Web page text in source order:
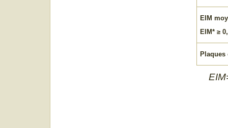
EIM
EIM* ≥
Plaques